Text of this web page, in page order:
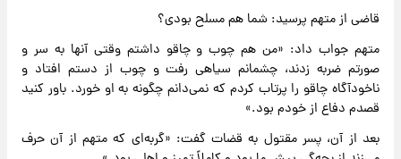
قاضی از متهم پرسید: شما هم مسلح بودی؟
متهم جواب داد: «من هم چوب و چاقو داشتم وقتی آنها به سر و
صورتم ضربه زدند، چشمانم سیاهی رفت و چوب از دستم افتاد و
ناخودآگاه چاقو را پرتاب کردم که نمی‌دانم چگونه به او خورد. باور کنید
قصدم دفاع از خودم بود.»
بعد از آن، پسر مقتول به قضات گفت: «گربه‌ای که متهم از آن حرف